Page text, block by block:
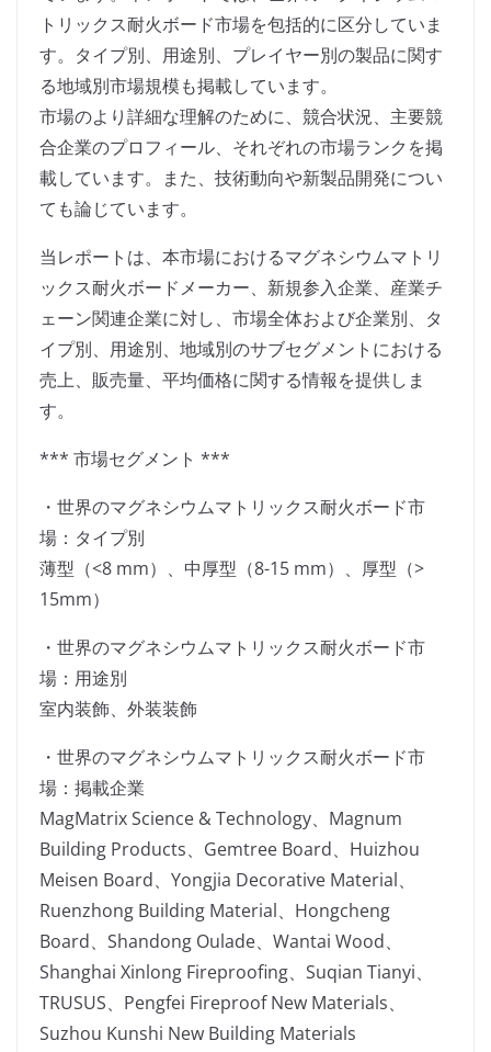
トリックス耐火ボード市場を包括的に区分していま
す。タイプ別、用途別、プレイヤー別の製品に関す
る地域別市場規模も掲載しています。
市場のより詳細な理解のために、競合状況、主要競
合企業のプロフィール、それぞれの市場ランクを掲
載しています。また、技術動向や新製品開発につい
ても論じています。
当レポートは、本市場におけるマグネシウムマトリ
ックス耐火ボードメーカー、新規参入企業、産業チ
ェーン関連企業に対し、市場全体および企業別、タ
イプ別、用途別、地域別のサブセグメントにおける
売上、販売量、平均価格に関する情報を提供しま
す。
*** 市場セグメント ***
・世界のマグネシウムマトリックス耐火ボード市
場：タイプ別
薄型（<8 mm）、中厚型（8-15 mm）、厚型（>
15mm）
・世界のマグネシウムマトリックス耐火ボード市
場：用途別
室内装飾、外装装飾
・世界のマグネシウムマトリックス耐火ボード市
場：掲載企業
MagMatrix Science & Technology、Magnum
Building Products、Gemtree Board、Huizhou
Meisen Board、Yongjia Decorative Material、
Ruenzhong Building Material、Hongcheng
Board、Shandong Oulade、Wantai Wood、
Shanghai Xinlong Fireproofing、Suqian Tianyi、
TRUSUS、Pengfei Fireproof New Materials、
Suzhou Kunshi New Building Materials